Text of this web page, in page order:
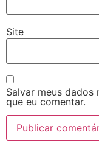
Site
Salvar meus
que eu comentar.